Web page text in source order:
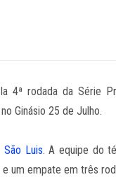
4ª rodada da Série
Ginásio 25 de Julho.
Luis. A equipe do
um empate em três